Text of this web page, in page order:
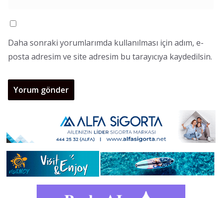
Daha sonraki yorumlarımda kullanılması için adım, e-
posta adresim ve site adresim bu tarayıcıya kaydedilsin.